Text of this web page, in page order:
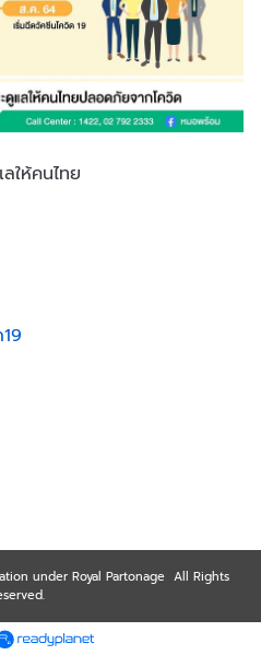
ให้คนไทย
under Royal Partonage All Rights